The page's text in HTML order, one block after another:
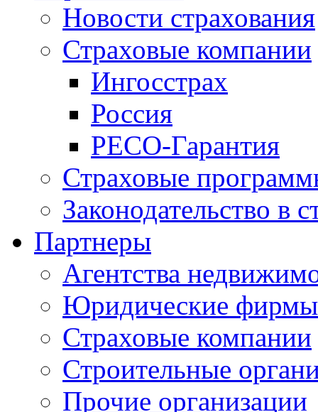
Новости страхования
Страховые компании
Ингосстрах
Россия
РЕСО-Гарантия
Страховые
Законодательство в
Партнеры
Агентства
Юридические фирмы
Страховые компании
Строительные
Прочие организации